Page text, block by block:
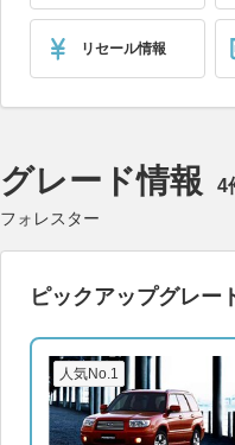
リセール情報
グレード情報 4
フォレスター
ピックアップグレー
人気No.1